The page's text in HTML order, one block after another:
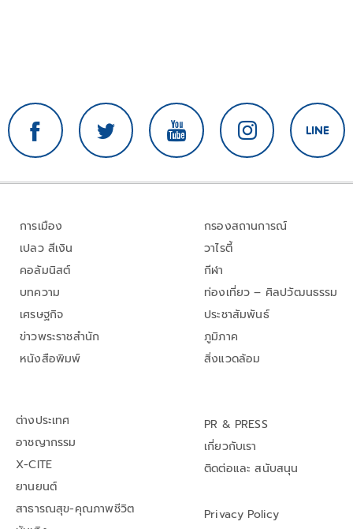
การเมือง
เปลว สีเงิน
คอลัมนิสต์
บทความ
เศรษฐกิจ
ข่าวพระราชสำนัก
หนังสือพิมพ์
กรองสถานการณ์
วาไรตี้
กีฬา
ท่องเที่ยว – ศิลปวัฒนธรรม
ประชาสัมพันธ์
ภูมิภาค
สิ่งแวดล้อม
ต่างประเทศ
อาชญากรรม
X-CITE
ยานยนต์
สาธารณสุข-คุณภาพชีวิต
PR & PRESS
เกี่ยวกับเรา
ติดต่อและ สนับสนุน
Privacy Policy